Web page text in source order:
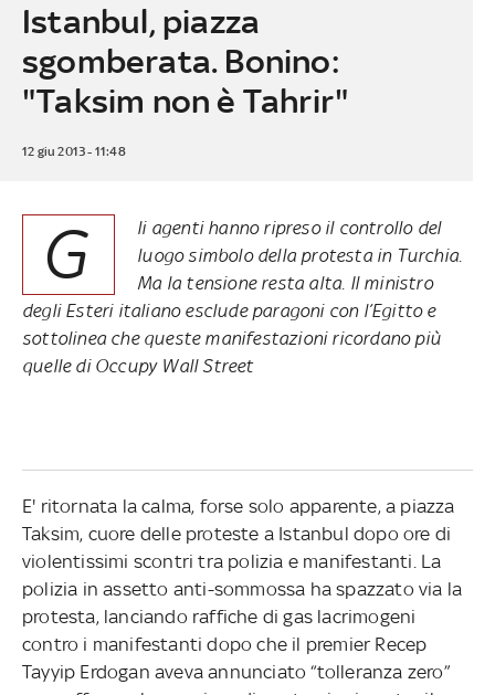
Istanbul, piazza
sgomberata. Bonino:
"Taksim non è Tahrir"
12 giu 2013 - 11:48
G
li agenti hanno ripreso il controllo del
luogo simbolo della protesta in Turchia.
Ma la tensione resta alta. Il ministro
degli Esteri italiano esclude paragoni con l’Egittoe
sottolinea che queste manifestazioni ricordano più
quelle di Occupy Wall Street
E' ritornata la calma, forse solo apparente, a piazza
Taksim, cuore delle proteste a Istanbul dopo ore di
violentissimi scontri tra polizia e manifestanti. La
polizia in assetto anti-sommossa ha spazzato via la
protesta, lanciando raffiche di gas lacrimogeni
contro i manifestanti dopo che il premier Recep
Tayyip Erdogan aveva annunciato “tolleranza zero”